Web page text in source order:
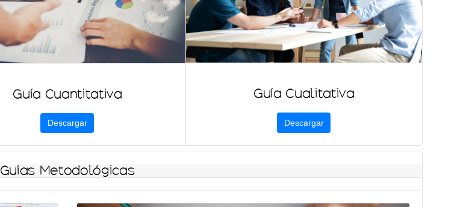
Guía Cuantitativa
Descargar
Guía Cualitativa
Descargar
Guías Metodológicas